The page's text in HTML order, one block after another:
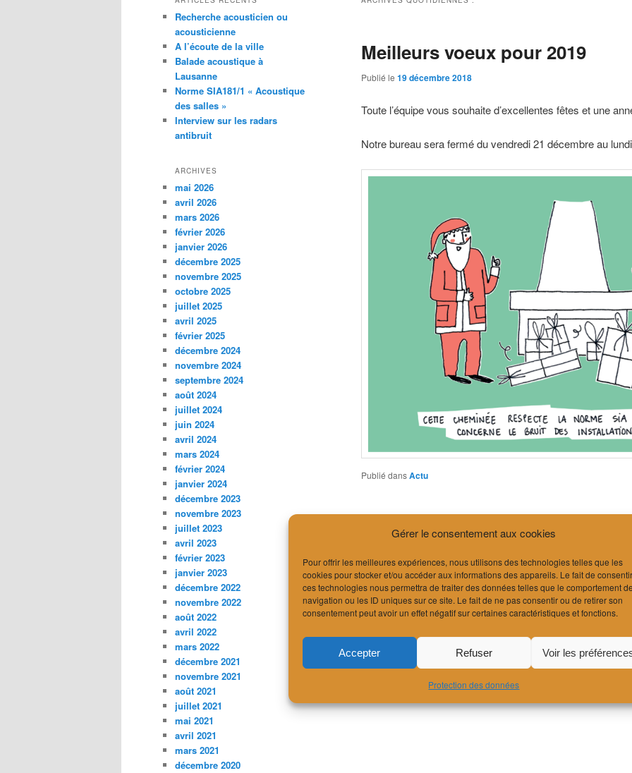
Gérer le consentement aux cookies
Pour offrir les meilleures expériences, nous utilisons des technologies telles que les
cookies pour stocker et/ou accéder aux informations des appareils. Le fait de
ces technologies nous permettra de traiter des données telles que le comportement
navigation ou les ID uniques sur ce site. Le fait de ne pas consentir ou de retirer son
consentement peut avoir un effet négatif sur certaines caractéristiques et fonctions.
Accepter Refuser Voir les
Protection des données
Meilleurs voeux pour 2019
Publié le 19 décembre 2018
Toute l’équipe vous souhaite d’excellentes fêtes et une
Notre bureau sera fermé du vendredi 21 décembre au
Publié dansActu
Recherche acousticien ou
acousticienne
A l’écoute de la ville
Balade acoustique à
Lausanne
Norme SIA181/1 « Acoustique
des salles »
Interview sur les radars
antibruit
ARCHIVES
mai 2026
avril 2026
mars 2026
février 2026
janvier 2026
décembre 2025
novembre 2025
octobre 2025
juillet 2025
avril 2025
février 2025
décembre 2024
novembre 2024
septembre 2024
août 2024
juillet 2024
juin 2024
avril 2024
mars 2024
février 2024
janvier 2024
décembre 2023
novembre 2023
juillet 2023
avril 2023
février 2023
janvier 2023
décembre 2022
novembre 2022
août 2022
avril 2022
mars 2022
décembre 2021
novembre 2021
août 2021
juillet 2021
mai 2021
avril 2021
mars 2021
décembre 2020